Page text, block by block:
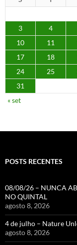
3
4
10
11
17
18
24
25
31
« set
POSTS RECENTES
08/08/26 – NUNCA
NO QUINTAL
agosto 8, 2026
4 de julho – Nature
agosto 8, 2026